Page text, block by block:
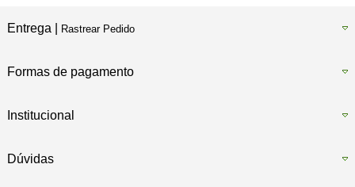
Entrega | Rastrear Pedido
Formas de pagamento
Institucional
Dúvidas